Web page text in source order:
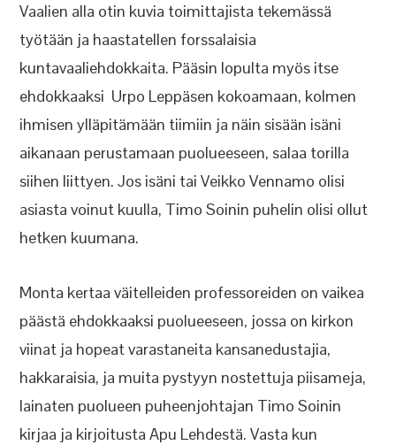
Vaalien alla otin kuvia toimittajista tekemässä
työtään ja haastatellen forssalaisia
kuntavaaliehdokkaita. Pääsin lopulta myös itse
ehdokkaaksi Urpo Leppäsen kokoamaan, kolmen
ihmisen ylläpitämään tiimiin ja näin sisään isäni
aikanaan perustamaan puolueeseen, salaa torilla
siihen liittyen. Jos isäni tai Veikko Vennamo olisi
asiasta voinut kuulla, Timo Soinin puhelin olisi ollut
hetken kuumana.
Monta kertaa väitelleiden professoreiden on vaikea
päästä ehdokkaaksi puolueeseen, jossa on kirkon
viinat ja hopeat varastaneita kansanedustajia,
hakkaraisia, ja muita pystyyn nostettuja piisameja,
lainaten puolueen puheenjohtajan Timo Soinin
kirjaa ja kirjoitusta Apu Lehdestä. Vasta kun